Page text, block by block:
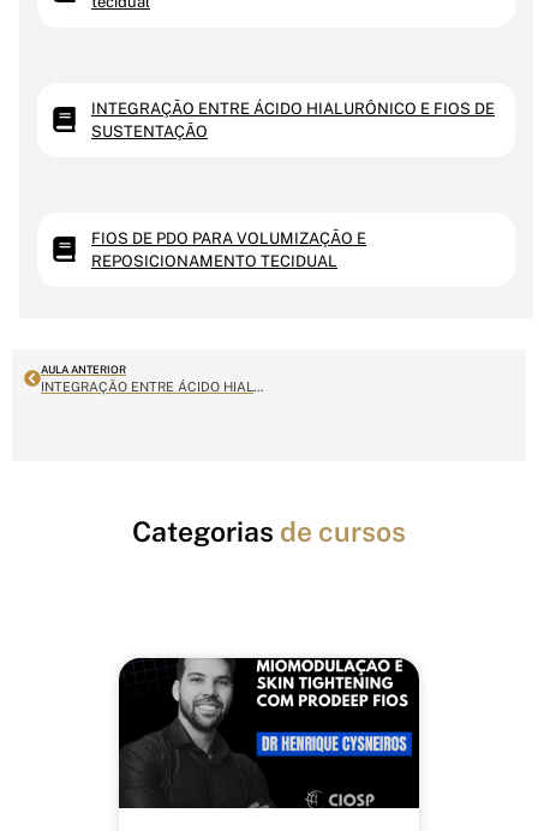
INTEGRAÇÃO ENTRE ÁCIDO HIALURÔNICO E FIOS DE
SUSTENTAÇÃO
FIOS DE PDO PARA VOLUMIZAÇÃO E
REPOSICIONAMENTO TECIDUAL
AULA ANTERIOR
INTEGRAÇÃO ENTRE ÁCIDO HIALURÔNICO E FIOS DE SUSTENTAÇÃO
Categorias de cursos